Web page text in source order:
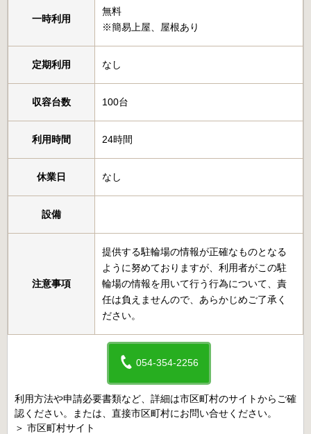
一時利用
無料
※簡易上屋、屋根あり
定期利用 なし
収容台数 100台
利用時間 24時間
休業日 なし
設備
注意事項
提供する駐輪場の情報が正確なものとなる
ように努めておりますが、利用者がこの駐
輪場の情報を用いて行う行為について、責
任は負えませんので、あらかじめご了承く
ださい。
054-354-2256
利用方法や申請必要書類など、詳細は市区町村のサイトからご確
認ください。または、直接市区町村にお問い合せください。
＞ 市区町村サイト